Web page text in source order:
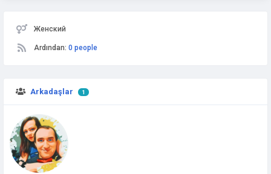
Женский
Ardından: 0 people
Arkadaşlar 1